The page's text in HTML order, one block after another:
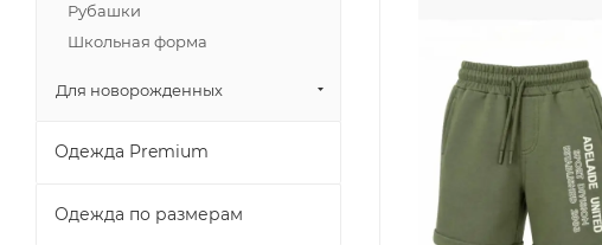
Рубашки
Школьная форма
Для новорожденных
Одежда Premium
Одежда по размерам